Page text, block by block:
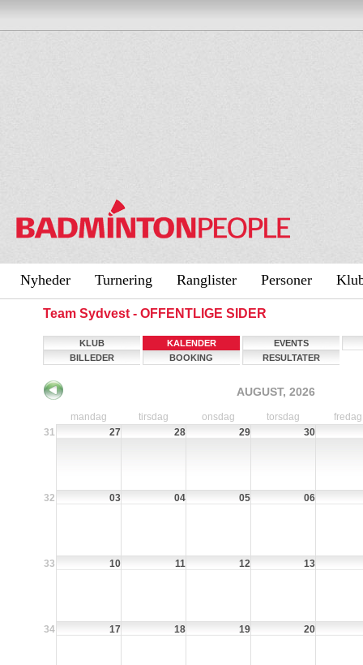
Nyheder Turnering Ranglister Personer
Team Sydvest - OFFENTLIGE SIDER
KLUB KALENDER
EVENTS
BILLEDER
BOOKING RESULTATER
AUGUST, 2026
mandag tirsdag onsdag torsdag
fredag
31
27 28 29 30
32 03 04 05 06
33 10 11 12 13
34 17 18 19 20